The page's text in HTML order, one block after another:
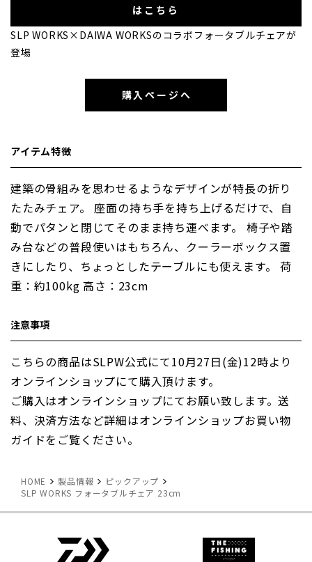
はこちら
SLP WORKS×DAIWA WORKSのコラボフォータブルチェアが
登場
購入ページへ
アイテム特徴
建築の骨組みを思わせるようなデザインが特長の折り
たたみチェア。 座面の持ち手を持ち上げるだけで、自
動でパタンと閉じてそのまま持ち運べます。 椅子や踏
み台などの普段使いはもちろん、クーラーボックス置
きにしたり、ちょっとしたテーブルにも使えます。 荷
重：約100kg 高さ：23cm
注意事項
こちらの商品はSLPW公式にて10月27日(金)12時より
オンラインショップにて購入頂けます。
ご購入はオンラインショップにてお願い致します。送
料、決済方法など詳細はオンラインショップお買い物
ガイドをご覧ください。
HOME 製品情報
ピックアップ
SLP WORKS フォータブルチェア 23cm